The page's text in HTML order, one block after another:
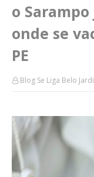
o
onde se
PE
Blog Se Liga Belo